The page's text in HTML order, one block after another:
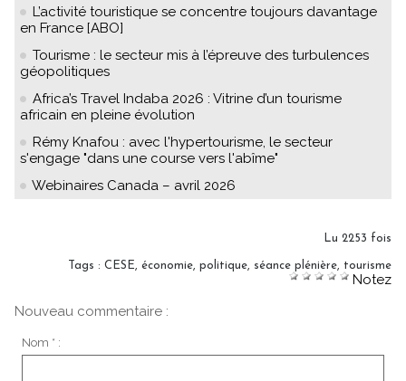
L’activité touristique se concentre toujours davantage
en France [ABO]
Tourisme : le secteur mis à l’épreuve des turbulences
géopolitiques
Africa’s Travel Indaba 2026 : Vitrine d’un tourisme
africain en pleine évolution
Rémy Knafou : avec l'hypertourisme, le secteur
s'engage "dans une course vers l'abîme"
Webinaires Canada – avril 2026
Lu 2253 fois
Tags : CESE économie politique séance plénière tourisme
Notez
Nouveau commentaire :
Nom * :